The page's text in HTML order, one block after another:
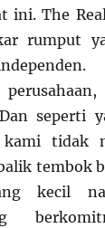
ini. The
rumput
seperti
tidak
tembok
kecil